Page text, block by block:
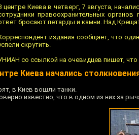
центре Киева в четверг, 7 августа,
правоохранительных
бросают петарды и камни. Над
издания сообщает, что
скрутить.
со ссылкой на очевидцев пишет,
Киева начались
в Киев вошли танки.
известно, что в одном из них за